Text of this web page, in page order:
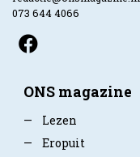
073 644 4066
ONS magazine
—
Lezen
—
Eropuit